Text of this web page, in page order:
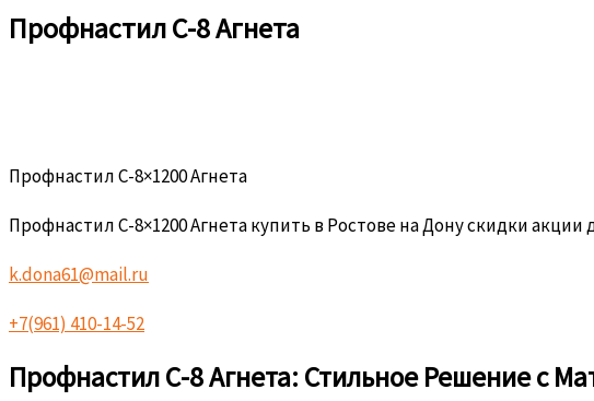
Профнастил С-8 Агнета
Профнастил С-8×1200 Агнета
Профнастил С-8×1200 Агнета купить в Ростове на Дону скидки
k.dona61@mail.ru
+7(961) 410-14-52
Профнастил С-8 Агнета: Стильное Решение с